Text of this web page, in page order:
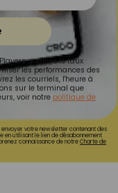
analyse le taux
les performances des
les courriels, l'heure à
sur le terminal que
voir notre politique de
votre newsletter contenant des
en utilisant le lien de désabonnement
connaissance de notreCharte de